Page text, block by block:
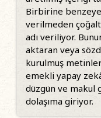
Birbirine
verilmeden
adı veriliyor.
aktaran veya
kurulmuş
emekli yapay
düzgün ve makul
dolaşıma giriyor.